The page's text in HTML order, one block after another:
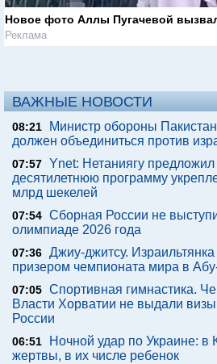
Новое фото Аллы Пугачевой
Реклама
ВАЖНЫЕ НОВОСТИ
08:21
Министр обороны
должен объединиться против
07:57 Ynet: Нетаниягу предложил
десятилетнюю программу
млрд шекелей
07:54 Сборная России не
олимпиаде 2026 года
07:36 Джиу-джитсу.
призером чемпионата мира в
07:05 Спортивная гимнастика.
Власти Хорватии не выдали
России
06:51
Ночной удар по Украине: в
жертвы, в их числе ребенок